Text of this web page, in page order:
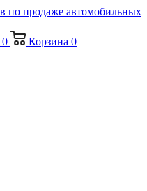
0 Корзина 0